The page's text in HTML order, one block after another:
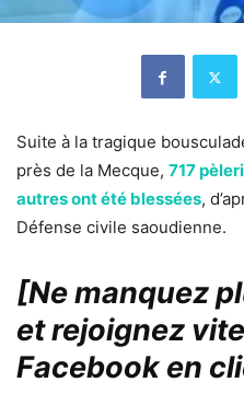
Suite à la tragique
près de la Mecque, 717
autres ont été blessées,
Défense civile saoudienne.
[Ne manquez
et rejoignez
Facebook en